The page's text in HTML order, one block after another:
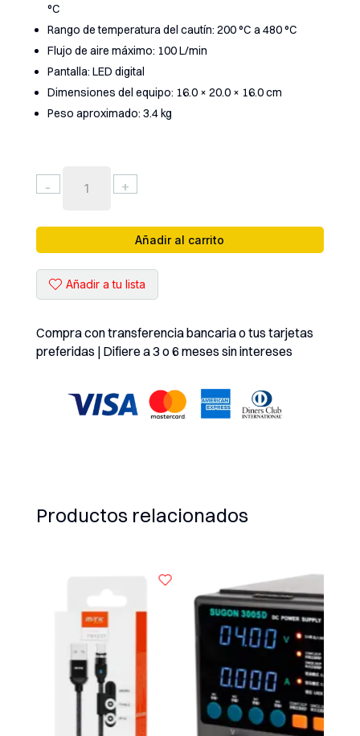
°C
Rango de temperatura del cautín: 200 °C a 480 °C
Flujo de aire máximo: 100 L/min
Pantalla: LED digital
Dimensiones del equipo: 16.0 × 20.0 × 16.0 cm
Peso aproximado: 3.4 kg
-
ESTACION
2
1
QUICK
(
)
110V
cantidad
+
Añadir al carrito
Añadir a tu lista
Compra con transferencia bancaria o tus tarjetas
preferidas | Difiere a 3 o 6 meses sin intereses
Productos relacionados